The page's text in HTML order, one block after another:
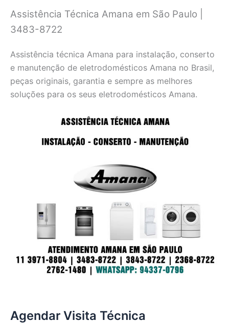
Assistência Técnica Amana em São Paulo |
3483-8722
Assistência técnica Amana para instalação, conserto
e manutenção de eletrodomésticos Amana no Brasil,
peças originais, garantia e sempre as melhores
soluções para os seus eletrodomésticos Amana.
Agendar Visita Técnica